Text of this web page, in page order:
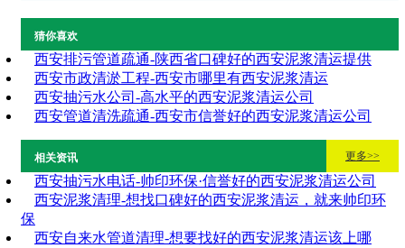
猜你喜欢
西安排污管道疏通-陕西省口碑好的西安泥浆清运提供
西安市政清淤工程-西安市哪里有西安泥浆清运
西安抽污水公司-高水平的西安泥浆清运公司
西安管道清洗疏通-西安市信誉好的西安泥浆清运公司
相关资讯 更多>>
西安抽污水电话-帅印环保·信誉好的西安泥浆清运公司
西安泥浆清理-想找口碑好的西安泥浆清运，就来帅印环
保
西安自来水管道清理-想要找好的西安泥浆清运该上哪